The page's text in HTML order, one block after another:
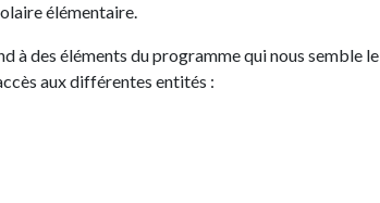
élémentaire.
à des éléments du programme qui nous semble le
aux différentes entités :